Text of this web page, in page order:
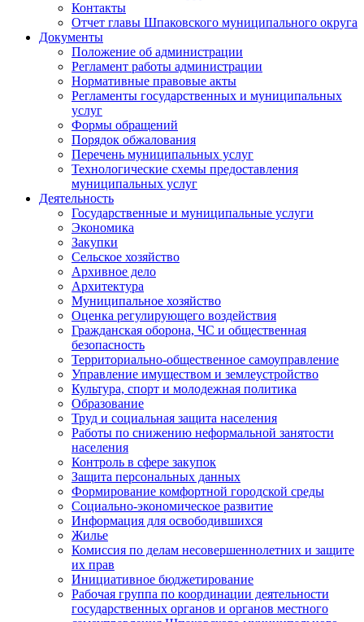
Контакты
Отчет главы Шпаковского муниципального округа
Документы
Положение об администрации
Регламент работы администрации
Нормативные правовые акты
Регламенты государственных и муниципальных
услуг
Формы обращений
Порядок обжалования
Перечень муниципальных услуг
Технологические схемы предоставления
муниципальных услуг
Деятельность
Государственные и муниципальные услуги
Экономика
Закупки
Сельское хозяйство
Архивное дело
Архитектура
Муниципальное хозяйство
Оценка регулирующего воздействия
Гражданская оборона, ЧС и общественная
безопасность
Территориально-общественное самоуправление
Управление имуществом и землеустройство
Культура, спорт и молодежная политика
Образование
Труд и социальная защита населения
Работы по снижению неформальной занятости
населения
Контроль в сфере закупок
Защита персональных данных
Формирование комфортной городской среды
Социально-экономическое развитие
Информация для освободившихся
Жилье
Комиссия по делам несовершеннолетних и защите
их прав
Инициативное бюджетирование
Рабочая группа по координации деятельности
государственных органов и органов местного